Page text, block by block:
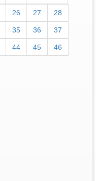
26 27 28
35 36 37
44 45 46